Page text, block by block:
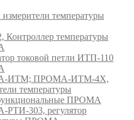
измерители температуры
Контроллер температуры
токовой петли ИТП-110
ИТМ; ПРОМА-ИТМ-4Х,
температуры
ПРОМА
303, регулятор